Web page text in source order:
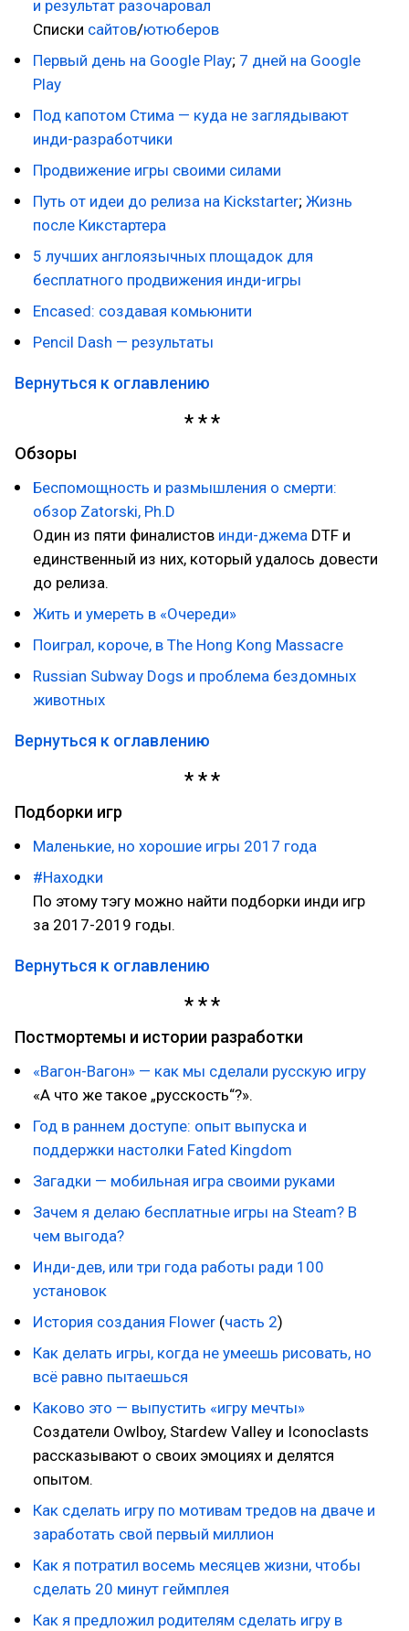
и результат разочаровал
Списки сайтов/ютюберов
Первый день на Google Play; 7 дней на Google
Play
Под капотом Стима — куда не заглядывают
инди-разработчики
Продвижение игры своими силами
Путь от идеи до релиза на Kickstarter; Жизнь
после Кикстартера
5 лучших англоязычных площадок для
бесплатного продвижения инди-игры
Encased: создавая комьюнити
Pencil Dash — результаты
Вернуться к оглавлению
Обзоры
Беспомощность и размышления о смерти:
обзор Zatorski, Ph.D
Один из пяти финалистов инди-джема DTF и
единственный из них, который удалось довести
до релиза.
Жить и умереть в «Очереди»
Поиграл, короче, в The Hong Kong Massacre
Russian Subway Dogs и проблема бездомных
животных
Вернуться к оглавлению
Подборки игр
Маленькие, но хорошие игры 2017 года
#Находки
По этому тэгу можно найти подборки инди игр
за 2017-2019 годы.
Вернуться к оглавлению
Постмортемы и истории разработки
«Вагон-Вагон» — как мы сделали русскую игру
«А что же такое „русскость“?».
Год в раннем доступе: опыт выпуска и
поддержки настолки Fated Kingdom
Загадки — мобильная игра своими руками
Зачем я делаю бесплатные игры на Steam? В
чем выгода?
Инди-дев, или три года работы ради 100
установок
История создания Flower (часть 2)
Как делать игры, когда не умеешь рисовать, но
всё равно пытаешься
Каково это — выпустить «игру мечты»
Создатели Owlboy, Stardew Valley и Iconoclasts
рассказывают о своих эмоциях и делятся
опытом.
Как сделать игру по мотивам тредов на дваче и
заработать свой первый миллион
Как я потратил восемь месяцев жизни, чтобы
сделать 20 минут геймплея
Как я предложил родителям сделать игру в